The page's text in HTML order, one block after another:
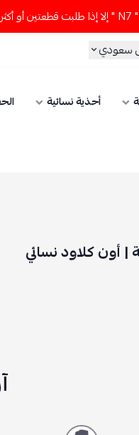
سعودي
أحذية نسائية
| أون كلاود نسائي